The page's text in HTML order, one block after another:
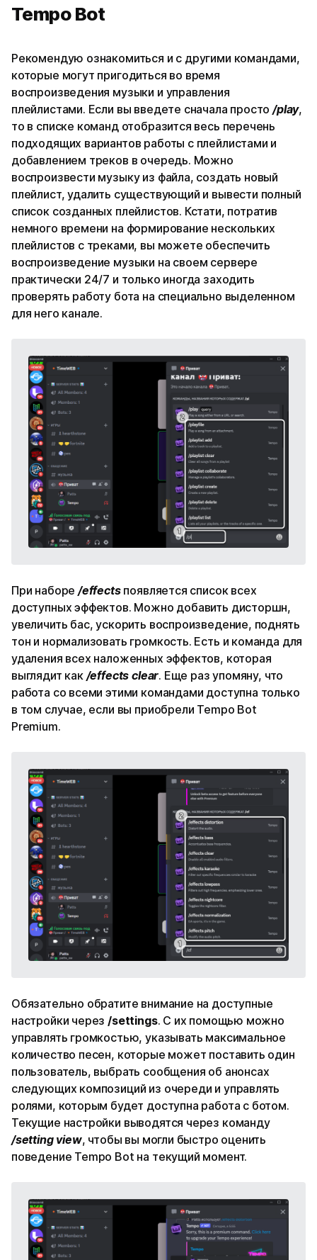
Tempo Bot
Рекомендую ознакомиться и с другими командами,
которые могут пригодиться во время
воспроизведения музыки и управления
плейлистами. Если вы введете сначала просто/play,
то в списке команд отобразится весь перечень
подходящих вариантов работы с плейлистами и
добавлением треков в очередь. Можно
воспроизвести музыку из файла, создать новый
плейлист, удалить существующий и вывести полный
список созданных плейлистов. Кстати, потратив
немного времени на формирование нескольких
плейлистов с треками, вы можете обеспечить
воспроизведение музыки на своем сервере
практически 24/7 и только иногда заходить
проверять работу бота на специально выделенном
для него канале.
При наборе/effects появляется список всех
доступных эффектов. Можно добавить дисторшн,
увеличить бас, ускорить воспроизведение, поднять
тон и нормализовать громкость. Есть и команда для
удаления всех наложенных эффектов, которая
выглядит как /effects clear. Еще раз упомяну, что
работа со всеми этими командами доступна только
в том случае, если вы приобрели Tempo Bot
Premium.
Обязательно обратите внимание на доступные
настройки через /settings. С их помощью можно
управлять громкостью, указывать максимальное
количество песен, которые может поставить один
пользователь, выбрать сообщения об анонсах
следующих композиций из очереди и управлять
ролями, которым будет доступна работа с ботом.
Текущие настройки выводятся через команду
/setting view, чтобы вы могли быстро оценить
поведение Tempo Bot на текущий момент.